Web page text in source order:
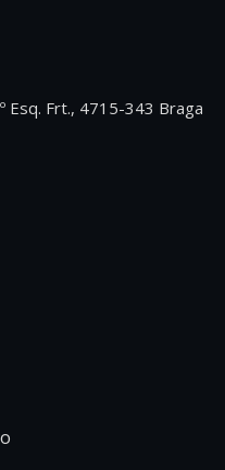
Esq. Frt., 4715-343 Braga